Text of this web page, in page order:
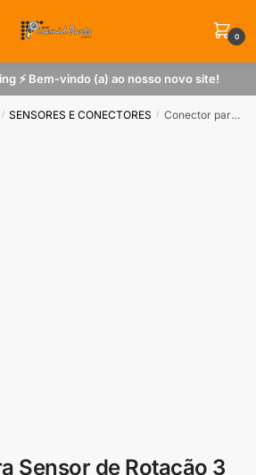
0
⚡ Bem-vindo (a) ao nosso novo site!
/ SENSORES E CONECTORES / Conector para Sensor de Rotação 3 Pinos Para Ser Utilizado em Chicote Fueltech e Similares
Sensor de Rotação 3